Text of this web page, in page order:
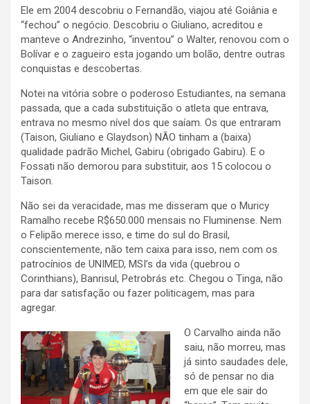
Ele em 2004 descobriu o Fernandão, viajou até Goiânia e
“fechou” o negócio. Descobriu o Giuliano, acreditou e
manteve o Andrezinho, “inventou” o Walter, renovou com o
Bolívar e o zagueiro esta jogando um bolão, dentre outras
conquistas e descobertas.
Notei na vitória sobre o poderoso Estudiantes, na semana
passada, que a cada substituição o atleta que entrava,
entrava no mesmo nível dos que saíam. Os que entraram
(Taison, Giuliano e Glaydson) NÃO tinham a (baixa)
qualidade padrão Michel, Gabiru (obrigado Gabiru). E o
Fossati não demorou para substituir, aos 15 colocou o
Taison.
Não sei da veracidade, mas me disseram que o Muricy
Ramalho recebe R$650.000 mensais no Fluminense. Nem
o Felipão merece isso, e time do sul do Brasil,
conscientemente, não tem caixa para isso, nem com os
patrocínios de UNIMED, MSI’s da vida (quebrou o
Corinthians), Banrisul, Petrobrás etc. Chegou o Tinga, não
para dar satisfação ou fazer politicagem, mas para
agregar.
O Carvalho ainda não
saiu, não morreu, mas
já sinto saudades dele,
só de pensar no dia
em que ele sair do